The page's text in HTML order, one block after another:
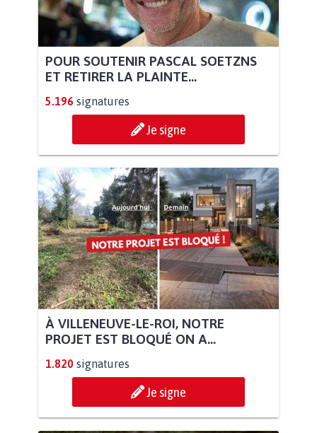
POUR SOUTENIR PASCAL SOETZNS
ET RETIRER LA PLAINTE...
5.196 signatures
Je signe
À VILLENEUVE-LE-ROI, NOTRE
PROJET EST BLOQUÉ ON A...
1.820 signatures
Je signe